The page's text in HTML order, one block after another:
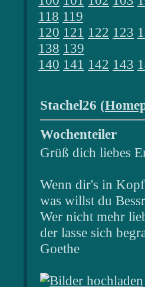
118 119
120 121 122 123
138 139
140 141 142 143
Stachel26 (
Wochenteiler
Grüß dich liebes
Wenn dir's in
was willst du
Wer nicht mehr
der lasse sich
Goethe